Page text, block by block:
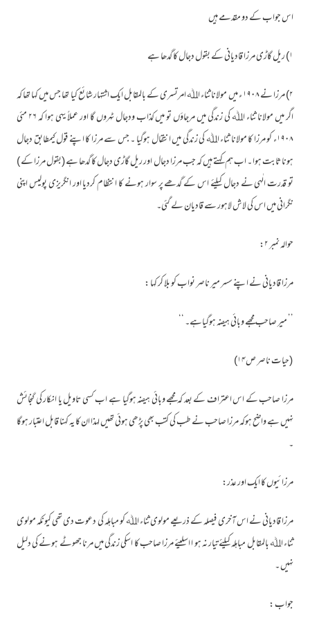
اس جواب کے دو مقدمے ہیں
۱) ریل گاڑی مرزا قادیانی کے بقول دجال کا گدھا ہے
۲) مرزا نے ۱۹۰۸ ء میں مولانا ثناء اﷲ امرتسری کے بالمقابل ایک اشتہار شائع کیا تھا جس میں کہا تھا کہ
اگر میں مولانا ثناء اﷲ کی زندگی میں مرجاؤں تو میں کذاب ودجال ٹہروں گا اور عملاً یہی ہوا کہ ۲۶ مئی
۱۹۰۸ء کو مرزا کا مولانا ثناء اﷲ کی زندگی میں انتقال ہوگیا ۔ جس سے مرزا کا اپنے قول کیمطابق دجال
ہونا ثابت ہوا ۔ اب ہم کہتے ہیں کہ جب مرزا دجال اور ریل گاڑی دجال کا گدھا ہے (بقول مرزا کے )
تو قدرت الٰہی نے دجال کیلئے اس کے گدھے پر سوار ہونے کا انتظام کردیا اور انگریزی پولیس اپنی
نگرانی میں اس کی لاش لاہور سے قادیان لے گئی۔
حوالہ نمبر ۲:
مرزا قادیانی نے اپنے سسر میر ناصر نواب کو بلا کر کہا :
’’ میر صاحب مجھے وبائی ہیضہ ہوگیاہے۔ ‘‘
(حیات ناصر ص۱۴)
مرزا صاحب کے اس اعتراف کے بعد کہ مجھے وبائی ہیضہ ہوگیا ہے اب کسی تاویل یا انکار کی گنجائش
نہیں ہے واضح ہوکہ مرزا صاحب نے طب کی کتب بھی پڑھی ہوئی تھیں لہذا ان کا یہ کہنا قابل اعتبار ہوگا
۔
مرزائیوں کا ایک اور عذر:
مرزا قادیانی نے اس آخری فیصلہ کے ذریعے مولوی ثناء اﷲ کو مباہلہ کی دعوت دی تھی کیونکہ مولوی
ثناء اﷲ بالمقابل مباہلہ کیلئے تیار نہ ہو ا اسلیئے مرزا صاحب کا اسکی زندگی میں مرنا جھوٹے ہونے کی دلیل
نہیں ۔
جواب :